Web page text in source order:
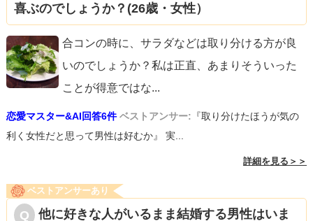
から始まっているため、付き合えたとしてもあなたを大切
にしてくれるかどうかはわかりません。体の関係なしにデ
ートを続けてみて、それでも彼が優しくしてくれるかどう
かで、今後の付き合いを考えてみてください。
喜ぶのでしょうか？(26歳・女性）
合コンの時に、サラダなどは取り分ける方が良
いのでしょうか？私は正直、あまりそういった
ことが得意ではな...
恋愛マスター&AI回答6件 ベストアンサー: 『取り分けたほうが気の
利く女性だと思って男性は好むか』 実...
詳細を見る＞＞
ベストアンサーあり
他に好きな人がいるまま結婚する男性はいま